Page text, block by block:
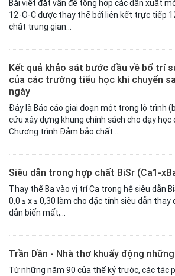
Bài viết đặt vấn đề tổng hợp các dẫn xuất
12-O-C được thay thế bởi liên kết trực tiếp
chất trung gian...
Kết quả khảo sát bước đầu về bố trí
của các trường tiểu học khi chuyển
ngày
Đây là Báo cáo giai đoạn một trong lộ trình
cứu xây dựng khung chính sách cho dạy học
Chương trình Đảm bảo chất...
Siêu dẫn trong hợp chất BiSr (Ca1-
Thay thế Ba vào vị trí Ca trong hệ siêu dẫn
0,0 ≤ x ≤ 0,30 làm cho đặc tính siêu dẫn thay
dẫn biến mất,...
Trần Dần - Nhà thơ khuấy động
Từ những năm 90 của thế kỷ trước, các tác